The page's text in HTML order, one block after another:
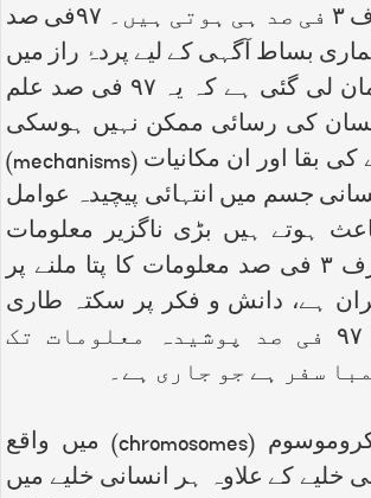
معلومات کا صرف ۳ فی صد ہی ہوتی ہیں۔ ۹۷فی صد
بساط آگہی کے لیے پردۂ راز میں
ہے۔ یہ بات تو مان لی گئی ہے کہ یہ ۹۷ فی صد علم
کی رسائی ممکن نہیں ہوسکی
کی بقا اور ان مکانیات (mechanisms
)
جسم میں انتہائی پیچیدہ عوامل
ہوتے ہیں بڑی ناگزیر معلومات
رکھتے ہیں۔ صرف ۳ فی صد معلومات کا پتا ملنے پر
ہے، دانش و فکر پر سکتہ طاری
ہے، ابھی مزید ۹۷ فی صد پوشیدہ معلومات تک
سفر ہے جو جاری ہے۔
(
chromosomes) میں واقع
خلیے کے علاوہ ہر انسانی خلیے میں